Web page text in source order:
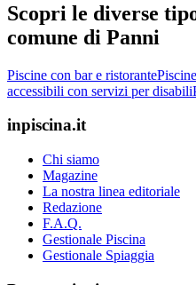
Scopri le diverse
comune di Panni
Piscine con bar e ristorante
accessibili con servizi per disabili
inpiscina.it
Chi siamo
Magazine
La nostra linea editoriale
Redazione
F.A.Q.
Gestionale Piscina
Gestionale Spiaggia